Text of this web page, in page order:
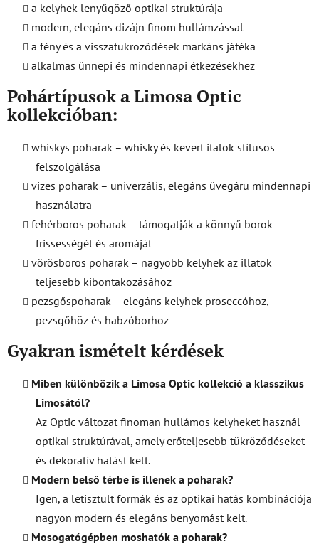
a kelyhek lenyűgöző optikai struktúrája
modern, elegáns dizájn finom hullámzással
a fény és a visszatükröződések markáns játéka
alkalmas ünnepi és mindennapi étkezésekhez
Pohártípusok a Limosa Optic
kollekcióban:
whiskys poharak – whisky és kevert italok stílusos
felszolgálása
vizes poharak – univerzális, elegáns üvegáru mindennapi
használatra
fehérboros poharak – támogatják a könnyű borok
frissességét és aromáját
vörösboros poharak – nagyobb kelyhek az illatok
teljesebb kibontakozásához
pezsgőspoharak – elegáns kelyhek proseccóhoz,
pezsgőhöz és habzóborhoz
Gyakran ismételt kérdések
Miben különbözik a Limosa Optic kollekció a klasszikus
Limosától?
Az Optic változat finoman hullámos kelyheket használ
optikai struktúrával, amely erőteljesebb tükröződéseket
és dekoratív hatást kelt.
Modern belső térbe is illenek a poharak?
Igen, a letisztult formák és az optikai hatás kombinációja
nagyon modern és elegáns benyomást kelt.
Mosogatógépben moshatók a poharak?